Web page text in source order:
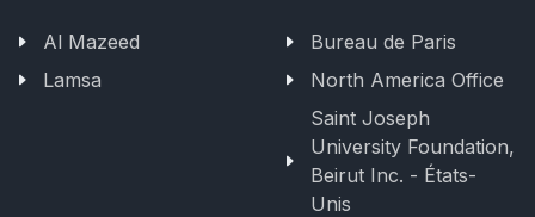
Al Mazeed
Lamsa
Bureau de Paris
North America Office
Saint Joseph
University Foundation,
Beirut Inc. - États-
Unis